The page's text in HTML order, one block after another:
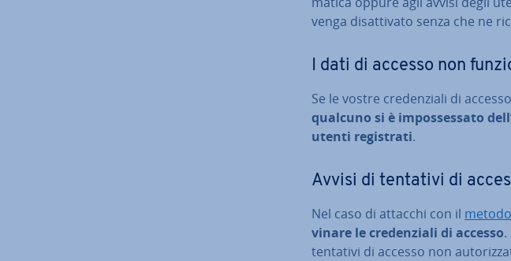
venga di­sat­ti­va­to senza che ne
I dati di accesso non
Se le vostre cre­den­zia­li di
qualcuno si è im­pos­ses­sa­to
utenti re­gi­stra­ti.
Avvisi di tentativi di
Nel caso di attacchi con il
vi­na­re le cre­den­zia­li di accesso
tentativi di accesso non